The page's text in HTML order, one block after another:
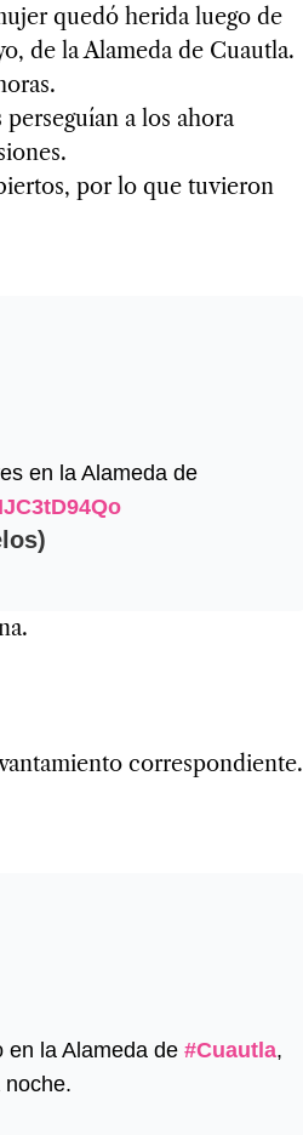
quedó herida luego de
de la Alameda de Cuautla.
a los ahora
por lo que tuvieron
en la Alameda de
correspondiente.
en la Alameda de #Cuautla,